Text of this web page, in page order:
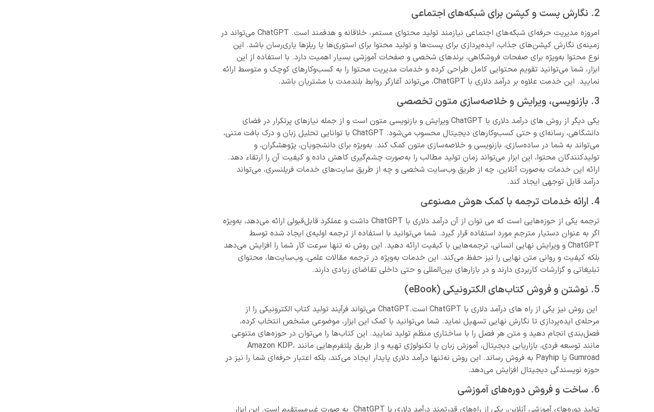
2. نگارش پست و کپشن برای شبکه‌های اجتماعی
امروزه مدیریت حرفه‌ای شبکه‌های اجتماعی نیازمند تولید محتوای مستمر، خلاقانه و هدفمند است. ChatGPT می‌تواند در
زمینه‌ی نگارش کپشن‌های جذاب، ایده‌پردازی برای پست‌ها و تولید محتوا برای استوری‌ها یا ریلزها یاری‌رسان باشد. این
نوع محتوا به‌ویژه برای صفحات فروشگاهی، برندهای شخصی و صفحات آموزشی بسیار اهمیت دارد. با استفاده از این
ابزار، شما می‌توانید تقویم محتوایی کامل طراحی کرده و خدمات مدیریت محتوا را به کسب‌وکارهای کوچک و متوسط ارائه
نمایید. این خدمت علاوه بر درآمد دلاری با ChatGPT، می‌تواند آغازگر روابط بلندمدت با مشتریان باشد.
3. بازنویسی، ویرایش و خلاصه‌سازی متون تخصصی
یکی دیگر از روش های درآمد دلاری با ChatGPT ویرایش و بازنویسی متون است و از جمله نیازهای پرتکرار در فضای
دانشگاهی، رسانه‌ای و حتی کسب‌وکارهای دیجیتال محسوب می‌شود. ChatGPT با توانایی تحلیل زبان و درک بافت متنی،
می‌تواند به شما در ساده‌سازی، بازنویسی و خلاصه‌سازی متون کمک کند. به‌ویژه برای دانشجویان، پژوهشگران، و
تولیدکنندگان محتوا، این ابزار می‌تواند زمان تولید مطالب را به‌صورت چشم‌گیری کاهش داده و کیفیت آن را ارتقاء دهد.
ارائه این خدمات به‌صورت آنلاین، چه از طریق وب‌سایت شخصی و چه از طریق سایت‌های خدمات فریلنسری، می‌تواند
درآمد قابل توجهی ایجاد کند.
4. ارائه خدمات ترجمه با کمک هوش مصنوعی
ترجمه یکی از حوزه‌هایی است که می توان از آن درآمد دلاری با ChatGPT داشت و عملکرد قابل‌قبولی ارائه می‌دهد، به‌ویژه
اگر به عنوان دستیار مترجم مورد استفاده قرار گیرد. شما می‌توانید با استفاده از ترجمه اولیه‌ی ایجاد شده توسط
ChatGPT و ویرایش نهایی انسانی، ترجمه‌هایی با کیفیت ارائه دهید. این روش نه تنها سرعت کار شما را افزایش می‌دهد
بلکه کیفیت و روانی متن نهایی را نیز حفظ می‌کند. این خدمات به‌ویژه در ترجمه مقالات علمی، وب‌سایت‌ها، محتوای
تبلیغاتی و گزارشات کاربردی دارند و در بازارهای بین‌المللی و حتی داخلی تقاضای زیادی دارند.
5. نوشتن و فروش کتاب‌های الکترونیکی (eBook)
این روش نیز یکی از راه های درآمد دلاری با ChatGPT است.ChatGPT می‌تواند فرآیند تولید کتاب الکترونیکی را از
مرحله‌ی ایده‌پردازی تا نگارش نهایی تسهیل نماید. شما می‌توانید با کمک این ابزار، موضوعی مشخص انتخاب کرده،
فصل‌بندی انجام دهید و متن هر فصل را با ساختاری منظم تولید نمایید. این کتاب‌ها را می‌توان در حوزه‌های متنوعی
مانند توسعه فردی، بازاریابی دیجیتال، آموزش زبان یا تکنولوژی تهیه و از طریق پلتفرم‌هایی مانند Amazon KDP،
Gumroad یا Payhip به فروش رساند. این روش نه‌تنها درآمد دلاری پایدار ایجاد می‌کند، بلکه اعتبار حرفه‌ای شما را نیز در
حوزه نویسندگی دیجیتال افزایش می‌دهد.
6. ساخت و فروش دوره‌های آموزشی
تولید دوره‌های آموزشی آنلاین، یکی از راه‌های قدرتمند درآمد دلاری با ChatGPT به صورت غیرمستقیم است. این ابزار